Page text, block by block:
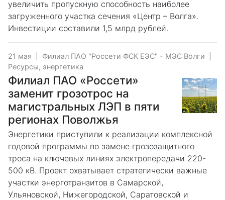
увеличить пропускную способность наиболее
загруженного участка сечения «Центр – Волга».
Инвестиции составили 1,5 млрд рублей.
21 мая Филиал ПАО "Россети ФСК ЕЭС" - МЭС Волги
Ресурсы, энергетика
Филиал ПАО «Россети»
заменит грозотрос на
магистральных ЛЭП в пяти
регионах Поволжья
Энергетики приступили к реализации комплексной
годовой программы по замене грозозащитного
троса на ключевых линиях электропередачи 220-
500 кВ. Проект охватывает стратегически важные
участки энерготранзитов в Самарской,
Ульяновской, Нижегородской, Саратовской и